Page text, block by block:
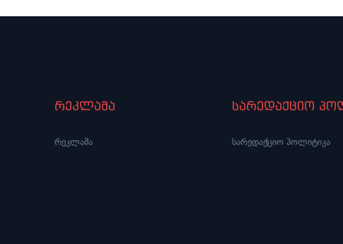
რეკლამა
რეკლამა
სარედაქციო
სარედაქციო პოლიტიკა